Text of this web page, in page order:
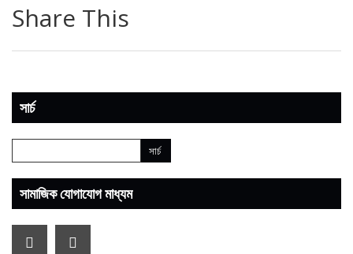
Share This
সার্চ
সামাজিক যোগাযোগ মাধ্যম